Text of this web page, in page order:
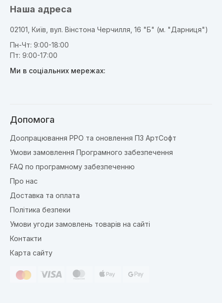
Наша адреса
02101, Київ, вул. Вінстона Черчилля, 16 "Б" (м. "Дарниця")
Пн-Чт: 9:00-18:00
Пт: 9:00-17:00
Ми в соціальних мережах:
Допомога
Доопрацювання РРО та оновлення ПЗ АртСофт
Умови замовлення Програмного забезпечення
FAQ по програмному забезпеченню
Про нас
Доставка та оплата
Політика безпеки
Умови угоди замовлень товарів на сайті
Контакти
Карта сайту